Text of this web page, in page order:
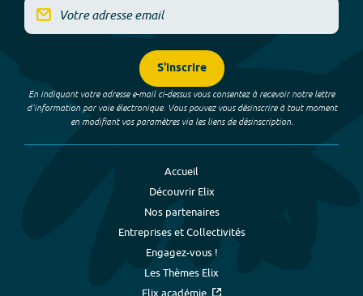
S'inscrire
En indiquant votre adresse e-mail ci-dessus vous consentez à recevoir notre lettre
d’information par voie électronique. Vous pouvez vous désinscrire à tout moment
en modifiant vos paramètres via les liens de désinscription.
Accueil
Découvrir Elix
Nos partenaires
Entreprises et Collectivités
Engagez-vous !
Les Thèmes Elix
Elix académie